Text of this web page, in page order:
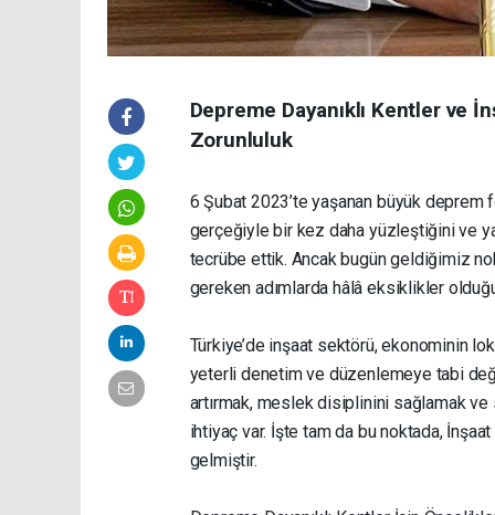
Depreme Dayanıklı Kentler ve
Zorunluluk
6 Şubat 2023’te yaşanan büyük
gerçeğiyle bir kez daha yüzleştiğini ve
tecrübe ettik. Ancak bugün geldiğimiz
gereken adımlarda hâlâ eksiklikler
Türkiye’de inşaat sektörü, ekonominin
yeterli denetim ve düzenlemeye tabi
artırmak, meslek disiplinini sağlamak
ihtiyaç var. İşte tam da bu noktada,
gelmiştir.